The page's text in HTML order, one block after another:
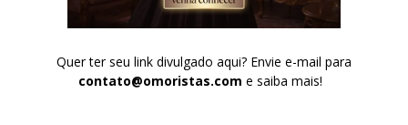
Quer ter seu link divulgado aqui? Envie e-mail para
contato@omoristas.com e saiba mais!